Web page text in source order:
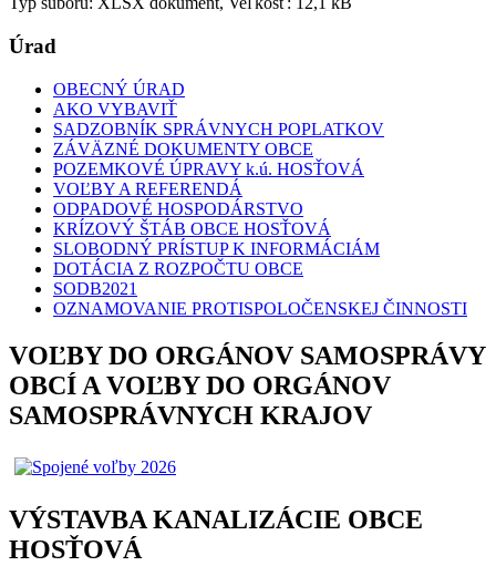
Úrad
OBECNÝ ÚRAD
AKO VYBAVIŤ
SADZOBNÍK SPRÁVNYCH POPLATKOV
ZÁVÄZNÉ DOKUMENTY OBCE
POZEMKOVÉ ÚPRAVY k.ú. HOSŤOVÁ
VOĽBY A REFERENDÁ
ODPADOVÉ HOSPODÁRSTVO
KRÍZOVÝ ŠTÁB OBCE HOSŤOVÁ
SLOBODNÝ PRÍSTUP K INFORMÁCIÁM
DOTÁCIA Z ROZPOČTU OBCE
SODB2021
OZNAMOVANIE PROTISPOLOČENSKEJ ČINNOSTI
VOĽBY DO ORGÁNOV SAMOSPRÁVY
OBCÍ A VOĽBY DO ORGÁNOV
SAMOSPRÁVNYCH KRAJOV
VÝSTAVBA KANALIZÁCIE OBCE
HOSŤOVÁ